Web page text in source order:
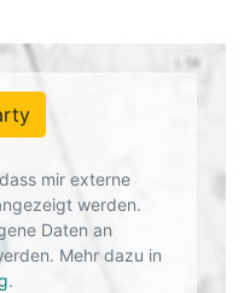
mir externe
werden.
Daten an
Mehr dazu in
.